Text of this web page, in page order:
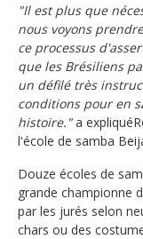
"Il est plus que
nous voyons
ce processus
que les Brésiliens
un défilé très
conditions pour en
histoire."a
l'école de samba
Douze écoles de
grande championne
par les jurés selon
chars ou des